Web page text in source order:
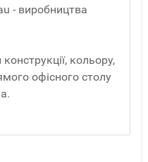
- виробництва
кольору,
офісного столу